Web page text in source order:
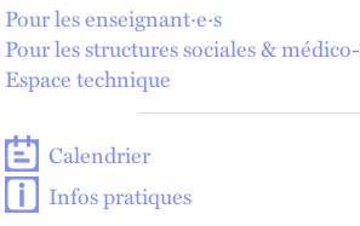
Pour les enseignant·e·s
Pour les structures sociales &
Espace technique
Calendrier
Infos pratiques